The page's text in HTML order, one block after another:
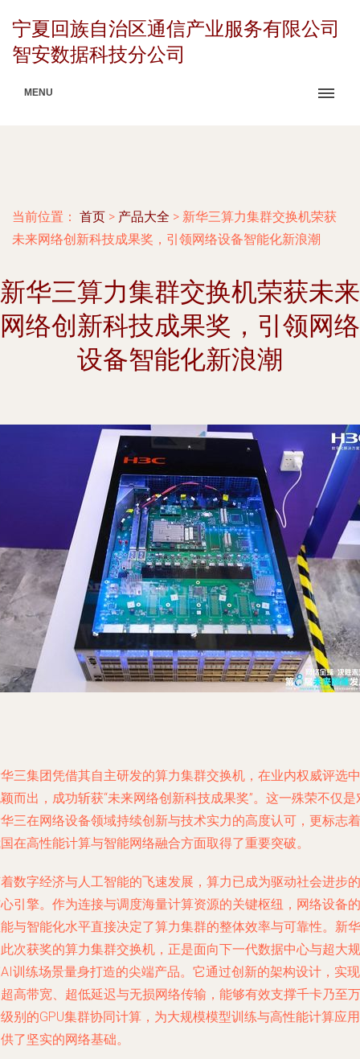
宁夏回族自治区通信产业服务有限公司
智安数据科技分公司
MENU
当前位置： 首页 > 产品大全 > 新华三算力集群交换机荣获
未来网络创新科技成果奖，引领网络设备智能化新浪潮
新华三算力集群交换机荣获未来
网络创新科技成果奖，引领网络
设备智能化新浪潮
三集团凭借其自主研发的算力集群交换机，在业内权威评选中
而出，成功斩获“未来网络创新科技成果奖”。这一殊荣不仅是
三在网络设备领域持续创新与技术实力的高度认可，更标志着
在高性能计算与智能网络融合方面取得了重要突破。
数字经济与人工智能的飞速发展，算力已成为驱动社会进步的
引擎。作为连接与调度海量计算资源的关键枢纽，网络设备的
与智能化水平直接决定了算力集群的整体效率与可靠性。新华
次获奖的算力集群交换机，正是面向下一代数据中心与超大规
训练场景量身打造的尖端产品。它通过创新的架构设计，实现
高带宽、超低延迟与无损网络传输，能够有效支撑千卡乃至万
别的GPU集群协同计算，为大规模模型训练与高性能计算应用
了坚实的网络基础。